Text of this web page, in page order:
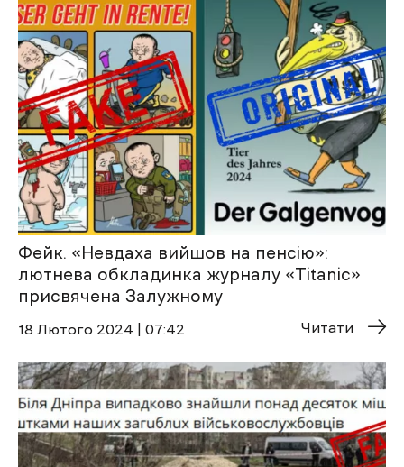
Фейк. «Невдаха вийшов на пенсію»:
лютнева обкладинка журналу «Titanic»
присвячена Залужному
18 Лютого 2024 | 07:42 Читати